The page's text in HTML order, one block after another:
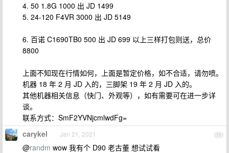
4. 50 1.8G 1000 出 JD 1499
5. 24-120 F4VR 3000 出 JD 5149
6. 百诺 C1690TB0 500 出 JD 699 以上三样打包则送，总价
8800
上面不知现在行情如何，上面是暂定价格，如不合适，请勿喷。
机器 18 年 2 月 JD 入的，三脚架 19 年 2 月 JD 入的。
其他机器相关信息（快门、外观等），如有需要可在进一步详
谈。
联系方式：SmF2YVNjcmlwdFg=
11
carykel Jan 21, 2021
@randm wow 我有个 D90 老古董 想试试看